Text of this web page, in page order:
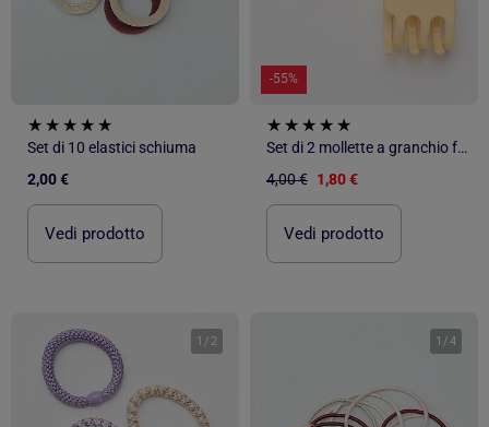
Set di 10 elastici schiuma
2,00 €
Vedi prodotto
-55%
Set di 2 mollette a granchio fantasia
4,00 € 1,80 €
Vedi prodotto
1 / 2 1 /4